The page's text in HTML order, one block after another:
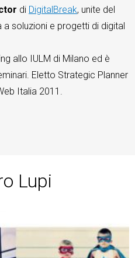
di DigitalBreak, unite del
a soluzioni e progetti di digital
allo IULM di Milano ed è
Eletto Strategic Planner
Italia 2011.
Lupi